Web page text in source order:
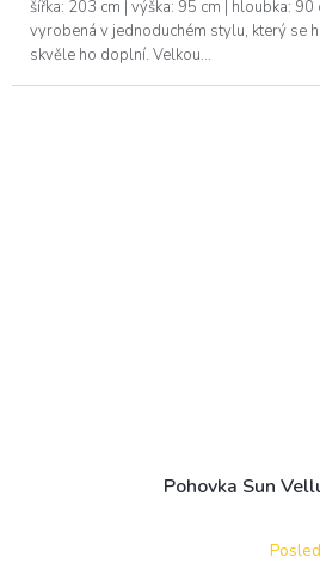
šířka: 203 cm | výška: 95 cm | hloubka:
vyrobená v jednoduchém stylu, který se
skvěle ho doplní. Velkou...
Pohovka Sun